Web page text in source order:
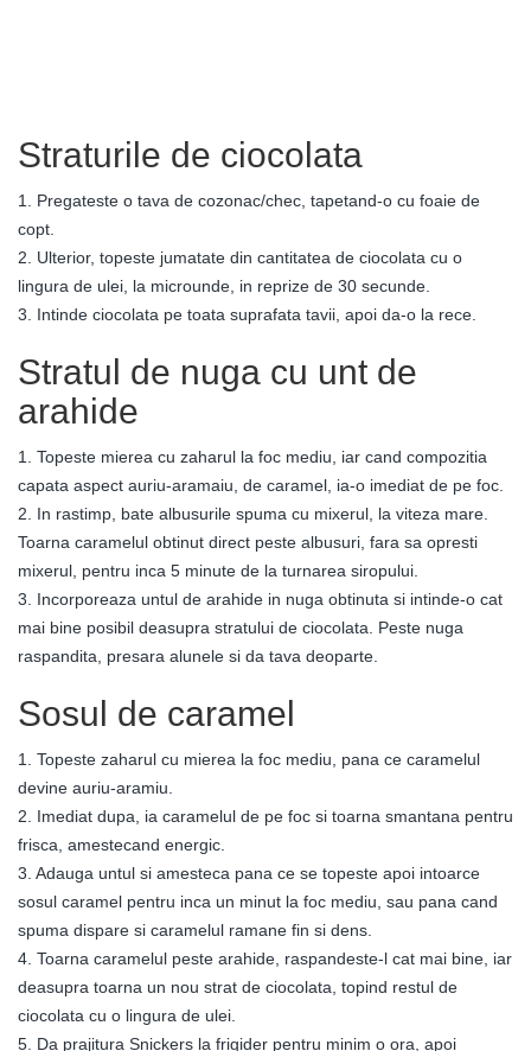
Straturile de ciocolata
1. Pregateste o tava de cozonac/chec, tapetand-o cu foaie de
copt.
2. Ulterior, topeste jumatate din cantitatea de ciocolata cu o
lingura de ulei, la microunde, in reprize de 30 secunde.
3. Intinde ciocolata pe toata suprafata tavii, apoi da-o la rece.
Stratul de nuga cu unt de
arahide
1. Topeste mierea cu zaharul la foc mediu, iar cand compozitia
capata aspect auriu-aramaiu, de caramel, ia-o imediat de pe foc.
2. In rastimp, bate albusurile spuma cu mixerul, la viteza mare.
Toarna caramelul obtinut direct peste albusuri, fara sa opresti
mixerul, pentru inca 5 minute de la turnarea siropului.
3. Incorporeaza untul de arahide in nuga obtinuta si intinde-o cat
mai bine posibil deasupra stratului de ciocolata. Peste nuga
raspandita, presara alunele si da tava deoparte.
Sosul de caramel
1. Topeste zaharul cu mierea la foc mediu, pana ce caramelul
devine auriu-aramiu.
2. Imediat dupa, ia caramelul de pe foc si toarna smantana pentru
frisca, amestecand energic.
3. Adauga untul si amesteca pana ce se topeste apoi intoarce
sosul caramel pentru inca un minut la foc mediu, sau pana cand
spuma dispare si caramelul ramane fin si dens.
4. Toarna caramelul peste arahide, raspandeste-l cat mai bine, iar
deasupra toarna un nou strat de ciocolata, topind restul de
ciocolata cu o lingura de ulei.
5. Da prajitura Snickers la frigider pentru minim o ora, apoi